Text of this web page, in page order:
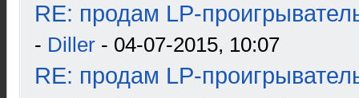
RE: продам LP-
- Diller - 04-07-2015, 10:07
RE: продам LP-